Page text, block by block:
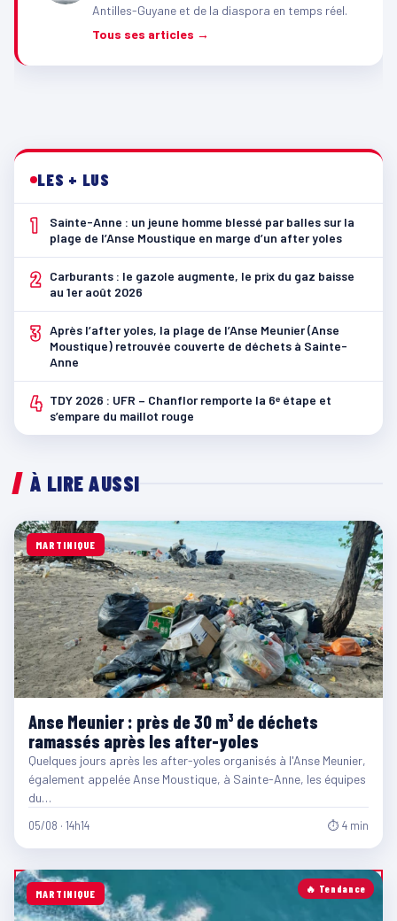
Antilles-Guyane et de la diaspora en temps réel.
Tous ses articles →
LES + LUS
1
Sainte-Anne : un jeune homme blessé par balles sur la
plage de l’Anse Moustique en marge d’un after yoles
2
Carburants : le gazole augmente, le prix du gaz baisse
au 1er août 2026
3 Après l’after yoles, la plage de l’Anse Meunier (Anse
Moustique) retrouvée couverte de déchets à Sainte-
Anne
4 TDY 2026 : UFR – Chanflor remporte la 6ᵉ étape et
s’empare du maillot rouge
À LIRE AUSSI
MARTINIQUE
Anse Meunier : près de 30 m³ de déchets
ramassés après les after-yoles
Quelques jours après les after-yoles organisés à l'Anse Meunier,
également appelée Anse Moustique, à Sainte-Anne, les équipes
du…
05/08 · 14h14 ⏱ 4 min
🔥 Tendance
MARTINIQUE